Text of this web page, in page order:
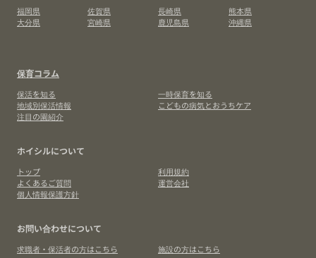
福岡県
佐賀県 長崎県
熊本県
大分県
宮崎県 鹿児島県 沖縄県
保育コラム
保活を知る
一時保育を知る
地域別保活情報
こどもの病気とおうちケア
注目の園紹介
ホイシルについて
トップ
利用規約
よくあるご質問
運営会社
個人情報保護方針
お問い合わせについて
求職者・保活者の方はこちら 施設の方はこちら